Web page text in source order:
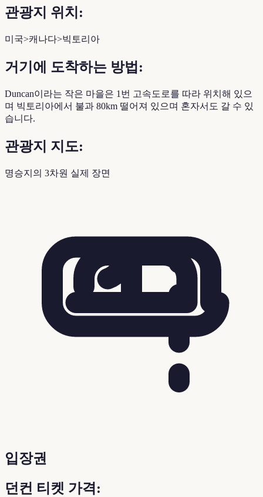
관광지 위치:
미국>캐나다>빅토리아
거기에 도착하는 방법:
Duncan이라는 작은 마을은 1번 고속도로를 따라 위치해 있으
며 빅토리아에서 불과 80km 떨어져 있으며 혼자서도 갈 수 있
습니다.
관광지 지도:
명승지의 3차원 실제 장면
입장권
던컨 티켓 가격: